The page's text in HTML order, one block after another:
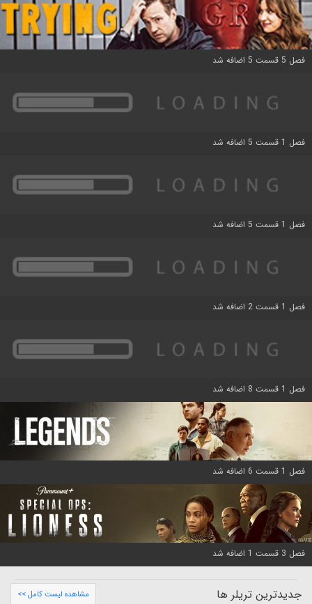
فصل 5 قسمت 5 اضافه شد
فصل 1 قسمت 5 اضافه شد
فصل 1 قسمت 5 اضافه شد
فصل 1 قسمت 2 اضافه شد
فصل 1 قسمت 8 اضافه شد
فصل 1 قسمت 6 اضافه شد
فصل 3 قسمت 1 اضافه شد
جدیدترین تریلر ها مشاهده لیست کامل >>